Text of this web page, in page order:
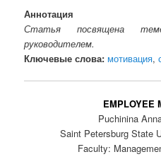
Аннотация
Статья посвящена
руководителем.
Ключевые слова: мотивация,
EMPLOYEE
Puchinina
Saint Petersburg State
Faculty: